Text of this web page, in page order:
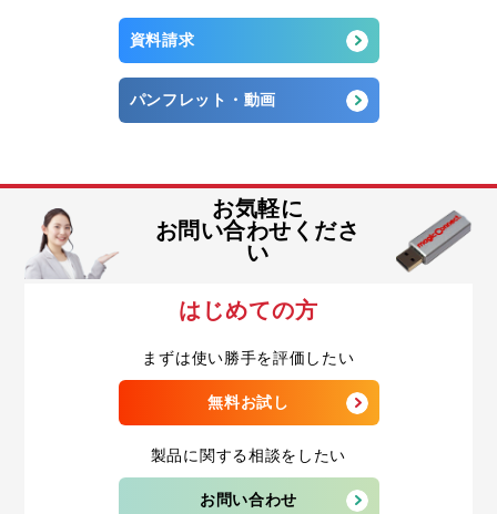
資料請求
パンフレット・動画
お気軽に
お問い合わせくださ
い
はじめての方
まずは使い勝手を評価したい
無料お試し
製品に関する相談をしたい
お問い合わせ